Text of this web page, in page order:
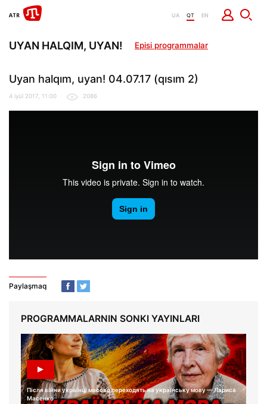
UA QT EN
UYAN HALQIM, UYAN! Episi programmalar
Uyan halqım, uyan! 04.07.17 (qısım 2)
4 iyül 2017, 11:00 2086
Paylaşmaq
PROGRAMMALARNIN SONKI YAYINLARI
Після війни українці масово переходять на українську мову — Лариса
Масенко